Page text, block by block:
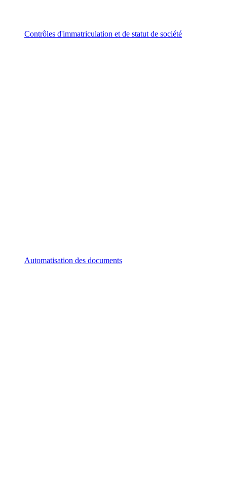
Contrôles d'immatriculation et de statut de société
Automatisation des documents